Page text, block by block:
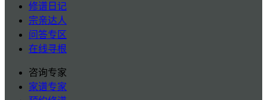
修谱日记
宗亲达人
问答专区
在线寻根
咨询专家
家谱专家